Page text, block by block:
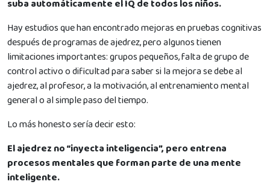
suba automáticamente el IQ de todos los niños.
Hay estudios que han encontrado mejoras en pruebas cognitivas
después de programas de ajedrez, pero algunos tienen
limitaciones importantes: grupos pequeños, falta de grupo de
control activo o dificultad para saber si la mejora se debe al
ajedrez, al profesor, a la motivación, al entrenamiento mental
general o al simple paso del tiempo.
Lo más honesto sería decir esto:
El ajedrez no “inyecta inteligencia”, pero entrena
procesos mentales que forman parte de una mente
inteligente.